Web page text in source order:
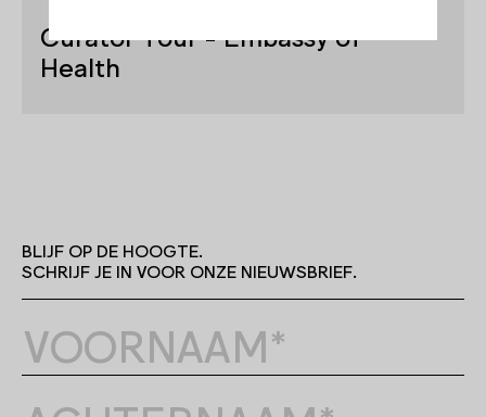
Curator Tour - Embassy of
Health
BLIJF OP DE HOOGTE.
SCHRIJF JE IN VOOR ONZE NIEUWSBRIEF.